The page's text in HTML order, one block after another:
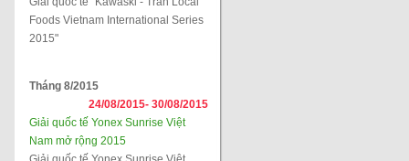
Foods Vietnam International Series
2015"
Tháng 8/2015
24/08/2015- 30/08/2015
Giải quốc tế Yonex Sunrise Việt
Nam mở rộng 2015